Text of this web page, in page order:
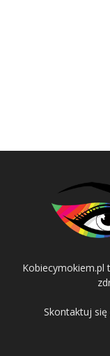
Kobiecymokiem.pl
Skontaktuj się